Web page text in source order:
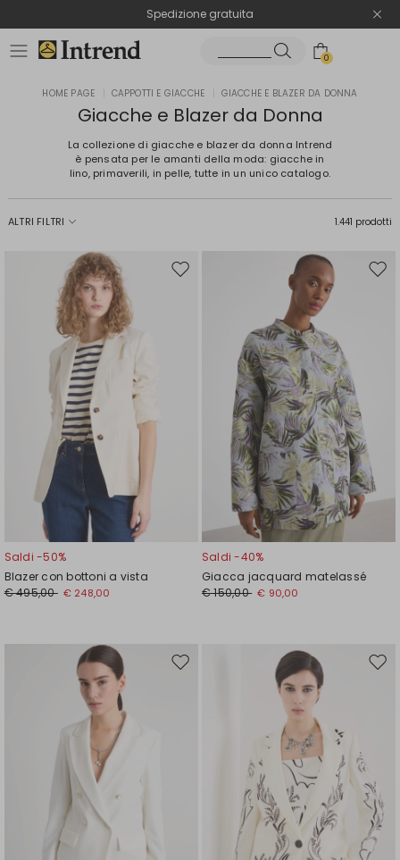
Spedizione gratuita
Reso facile e veloce
0
HOME PAGE CAPPOTTI E GIACCHE GIACCHE E BLAZER DA DONNA
Giacche e Blazer da Donna
La collezione di giacche e blazer da donna Intrend
è pensata per le amanti della moda: giacche in
lino, primaverili, in pelle, tutte in un unico catalogo.
ALTRI FILTRI 1.441 prodotti
Sposta
Saldi -50%
Blazer con bottoni a vista
€ 495,00 € 248,00
Saldi -40%
Giacca jacquard matelassé
€ 150,00 € 90,00
Sposta